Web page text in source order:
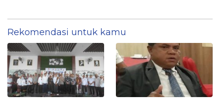
Rekomendasi untuk kamu